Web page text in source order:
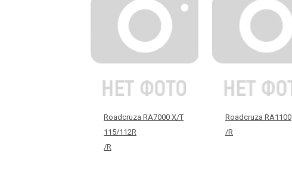
Roadcruza RA7000 X/T
115/112R
/R
Roadcruza RA1100
/R